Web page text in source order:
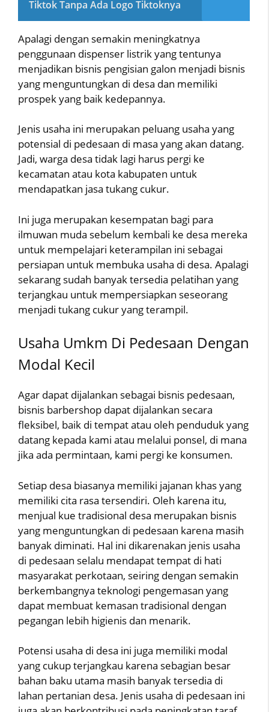
Tiktok Tanpa Ada Logo Tiktoknya
Apalagi dengan semakin meningkatnya
penggunaan dispenser listrik yang tentunya
menjadikan bisnis pengisian galon menjadi bisnis
yang menguntungkan di desa dan memiliki
prospek yang baik kedepannya.
Jenis usaha ini merupakan peluang usaha yang
potensial di pedesaan di masa yang akan datang.
Jadi, warga desa tidak lagi harus pergi ke
kecamatan atau kota kabupaten untuk
mendapatkan jasa tukang cukur.
Ini juga merupakan kesempatan bagi para
ilmuwan muda sebelum kembali ke desa mereka
untuk mempelajari keterampilan ini sebagai
persiapan untuk membuka usaha di desa. Apalagi
sekarang sudah banyak tersedia pelatihan yang
terjangkau untuk mempersiapkan seseorang
menjadi tukang cukur yang terampil.
Usaha Umkm Di Pedesaan Dengan
Modal Kecil
Agar dapat dijalankan sebagai bisnis pedesaan,
bisnis barbershop dapat dijalankan secara
fleksibel, baik di tempat atau oleh penduduk yang
datang kepada kami atau melalui ponsel, di mana
jika ada permintaan, kami pergi ke konsumen.
Setiap desa biasanya memiliki jajanan khas yang
memiliki cita rasa tersendiri. Oleh karena itu,
menjual kue tradisional desa merupakan bisnis
yang menguntungkan di pedesaan karena masih
banyak diminati. Hal ini dikarenakan jenis usaha
di pedesaan selalu mendapat tempat di hati
masyarakat perkotaan, seiring dengan semakin
berkembangnya teknologi pengemasan yang
dapat membuat kemasan tradisional dengan
pegangan lebih higienis dan menarik.
Potensi usaha di desa ini juga memiliki modal
yang cukup terjangkau karena sebagian besar
bahan baku utama masih banyak tersedia di
lahan pertanian desa. Jenis usaha di pedesaan ini